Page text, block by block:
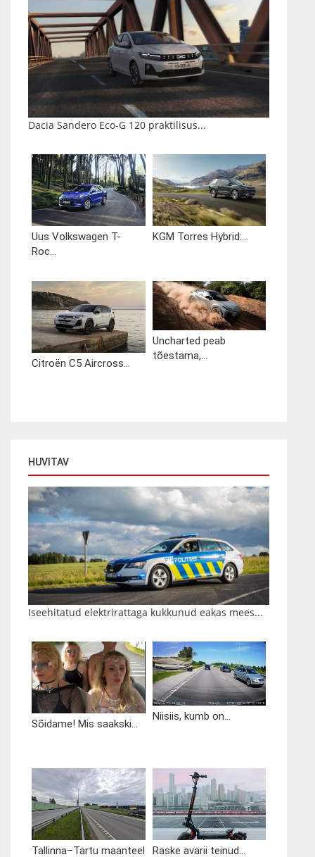
Dacia Sandero Eco-G 120 praktilisus...
Uus Volkswagen T-
Roc...
KGM Torres Hybrid:...
Citroën C5 Aircross...
Uncharted peab
tõestama,...
HUVITAV
Iseehitatud elektrirattaga kukkunud eakas mees...
Sõidame! Mis saakski...
Niisiis, kumb on...
Tallinna–Tartu maanteel Raske avarii teinud...